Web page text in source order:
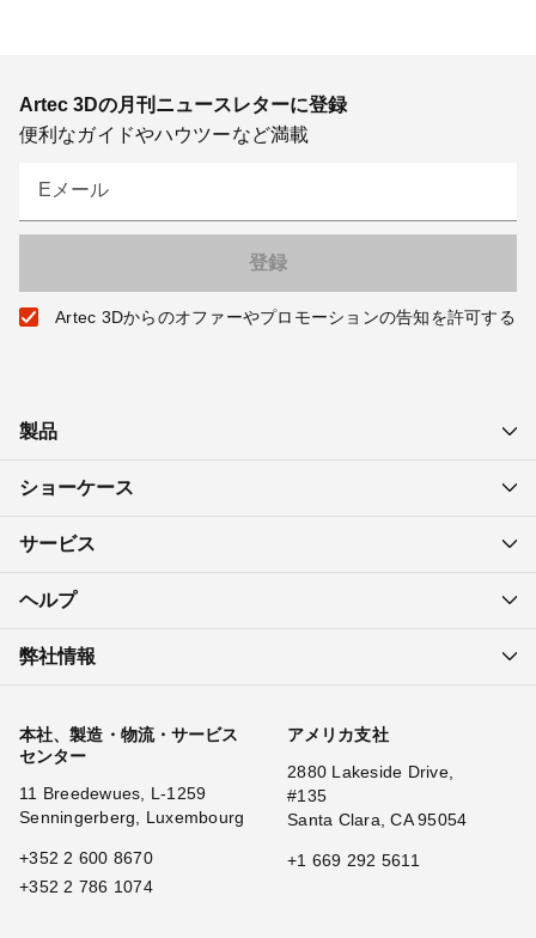
Artec 3Dの月刊ニュースレターに登録
便利なガイドやハウツーなど満載
Eメール
Artec 3Dからのオファーやプロモーションの告知を許可する
製品
ショーケース
サービス
ヘルプ
弊社情報
本社、製造・物流・サービス
センター
11 Breedewues, L-1259
Senningerberg, Luxembourg
+352 2 600 8670
+352 2 786 1074
アメリカ支社
2880 Lakeside Drive,
#135
Santa Clara, CA 95054
+1 669 292 5611